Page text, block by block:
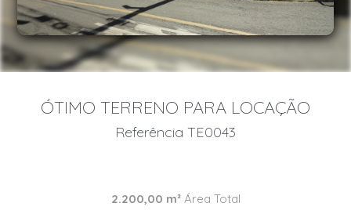
ÓTIMO TERRENO PARA LOCAÇÃO
Referência TE0043
2.200,00 m²Área Total